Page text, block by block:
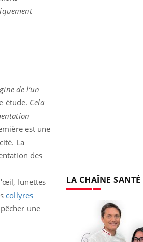
de l’un
étude. Cela
est une
La
des
lunettes
collyres
une
LA CHAÎNE SANTÉ